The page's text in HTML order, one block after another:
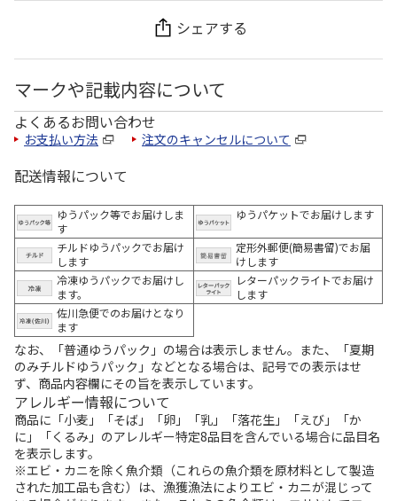
シェアする
マークや記載内容について
よくあるお問い合わせ
お支払い方法 注文のキャンセルについて
配送情報について
ゆうパック等でお届けしま
す
ゆうパケットでお届けします
チルドゆうパックでお届け
します
定形外郵便(簡易書留)でお届
けします
冷凍ゆうパックでお届けし
ます。
レターパックライトでお届け
します
佐川急便でのお届けとなり
ます
なお、「普通ゆうパック」の場合は表示しません。また、「夏期
のみチルドゆうパック」などとなる場合は、記号での表示はせ
ず、商品内容欄にその旨を表示しています。
アレルギー情報について
商品に「小麦」「そば」「卵」「乳」「落花生」「えび」「か
に」「くるみ」のアレルギー特定8品目を含んでいる場合に品目名
を表示します。
※エビ・カニを除く魚介類（これらの魚介類を原材料として製造
された加工品も含む）は、漁獲漁法によりエビ・カニが混じって